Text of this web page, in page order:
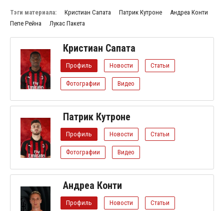
Тэги материала: Кристиан Сапата Патрик Кутроне
Андреа Конти
Пепе Рейна
Лукас Пакета
Кристиан Сапата
Профиль Новости Статьи
Фотографии Видео
Патрик Кутроне
Профиль Новости Статьи
Фотографии Видео
Андреа Конти
Профиль Новости Статьи